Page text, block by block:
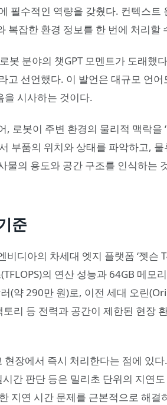
필수적인 역량을 갖췄다. 컨텍스트
복잡한 환경 정보를 한 번에 처리할
봇 분야의 챗GPT 모멘트가 도래했
고 선언했다. 이 발언은 대규모 언
을 시사하는 것이다.
로봇이 주변 환경의 물리적 맥락을
부품의 위치와 상태를 파악하고,
의 용도와 공간 구조를 인식하는
준
디아의 차세대 엣지 플랫폼 ‘젯슨
의 연산 성능과 64GB 메모
(약 290만 원)로, 이전 세대 오린
리 등 전력과 공간이 제한된 현장
장에서 즉시 처리한다는 점에 있
간 판단 등은 밀리초 단위의 지연
지연 시간 문제를 근본적으로 해결